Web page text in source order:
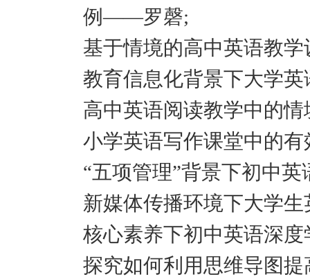
例——罗磬;
基于情境的高中英语教
教育信息化背景下大学
高中英语阅读教学中的
小学英语写作课堂中的
“五项管理”背景下初中
新媒体传播环境下大学
核心素养下初中英语深
探究如何利用思维导图